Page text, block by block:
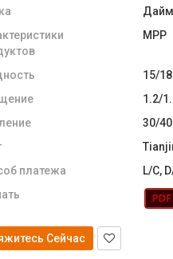
MPP
15/
1.2/
30/
платежа
L/C,
Сейчас